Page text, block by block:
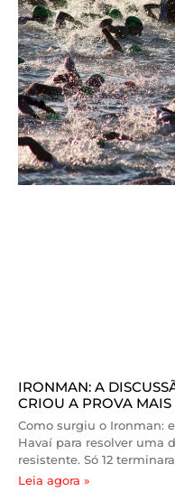
IRONMAN: A
CRIOU A PROVA
Como surgiu o Ironman:
Havaí para resolver uma
resistente. Só 12
Leia agora »